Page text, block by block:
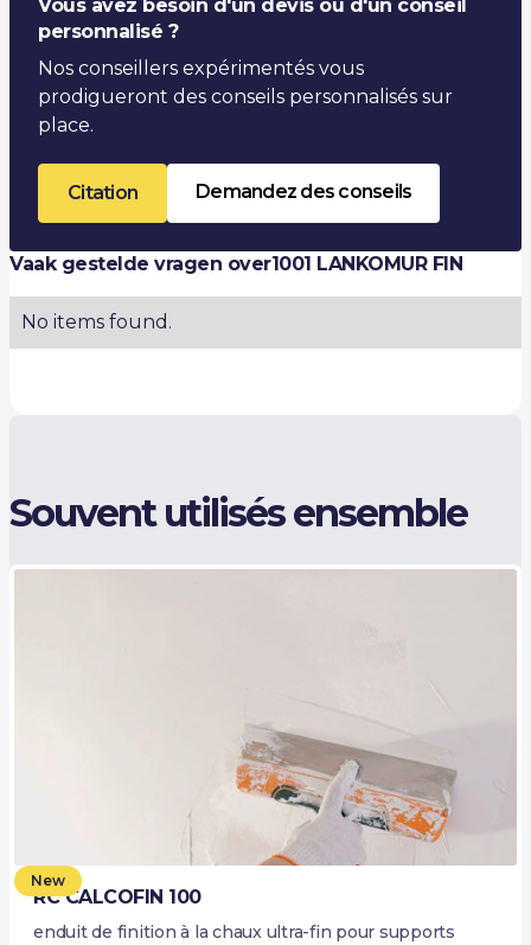
Conductivité thermique λ (W/m·K) -
Vous avez besoin d'un devis ou d'un conseil
personnalisé ?
Nos conseillers expérimentés vous
prodigueront des conseils personnalisés sur
place.
Citation Demandez des conseils
Vaak gestelde vragen over1001 LANKOMUR FIN
No items found.
Souvent utilisés ensemble
New
RC CALCOFIN 100
enduit de finition à la chaux ultra-fin pour supports